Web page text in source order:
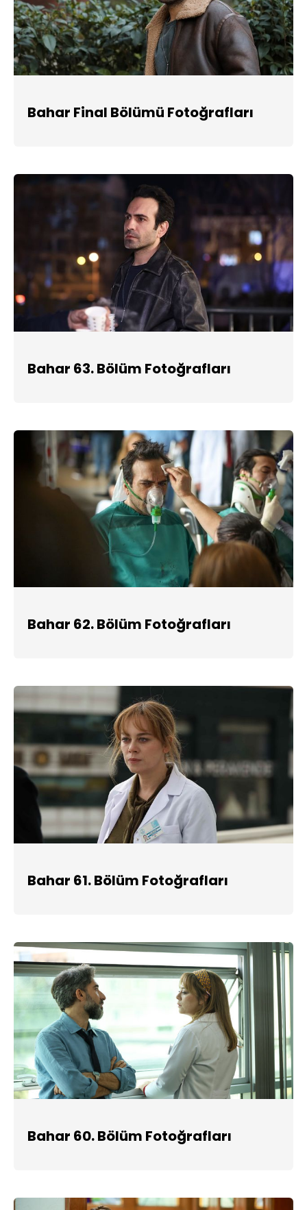
Bahar Final Bölümü Fotoğrafları
Bahar 63. Bölüm Fotoğrafları
Bahar 62. Bölüm Fotoğrafları
Bahar 61. Bölüm Fotoğrafları
Bahar 60. Bölüm Fotoğrafları